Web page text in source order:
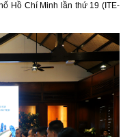
Hồ Chí Minh lần thứ 19 (ITE-